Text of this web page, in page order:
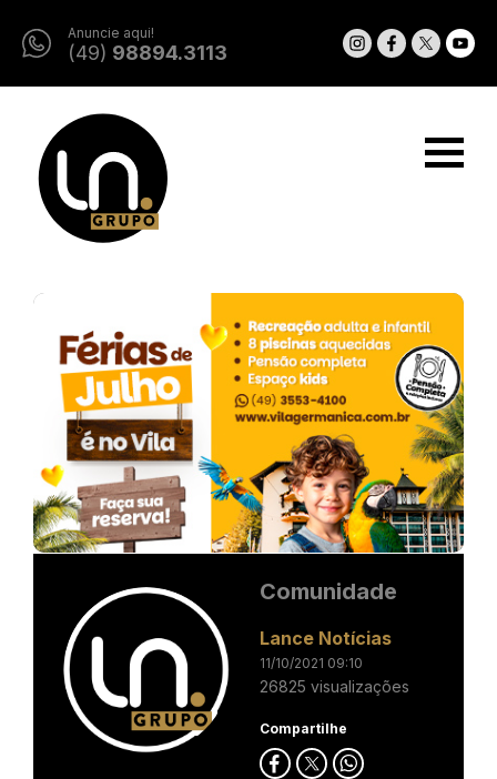
Anuncie aqui!
(49) 98894.3113
Comunidade
Lance Notícias
11/10/2021 09:10
26825 visualizações
Compartilhe